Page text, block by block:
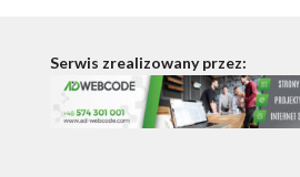
Serwis zrealizowany przez: